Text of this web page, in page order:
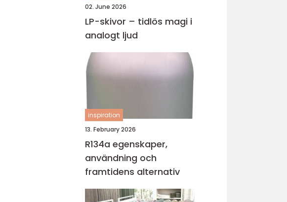
02. June 2026
LP-skivor – tidlös magi i
analogt ljud
inspiration
13. February 2026
R134a egenskaper,
användning och
framtidens alternativ